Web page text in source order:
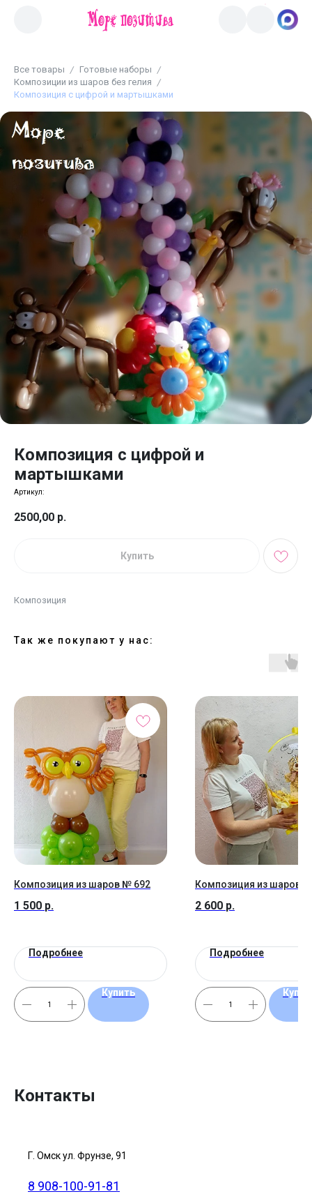
Все товары
Готовые наборы
Композиции из шаров без гелия
Композиция с цифрой и мартышками
Композиция с цифрой и
мартышками
Артикул:
2500,00 р.
Купить
Композиция
Так же покупают у нас:
Композиция из шаров № 692
1 500 р.
Подробнее
Купить
Композиция из шаров
2 600 р.
Подробнее
Контакты
Г. Омск ул. Фрунзе, 91
8 908-100-91-81